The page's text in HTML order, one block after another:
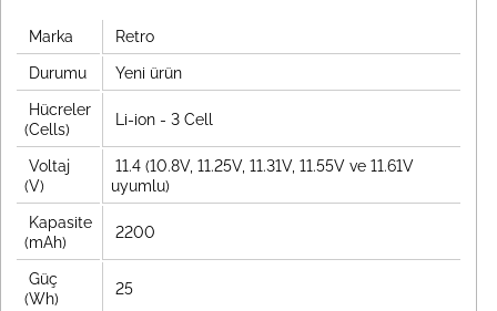
Marka Retro
Durumu Yeni ürün
Hücreler
(Cells)
Li-ion - 3 Cell
Voltaj
(V)
11.4 (10.8V, 11.25V, 11.31V, 11.55V ve 11.61V
uyumlu)
Kapasite
(mAh)
2200
Güç
(Wh)
25